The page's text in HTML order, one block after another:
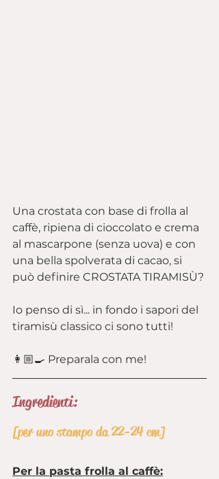
Una crostata con base di frolla al
caffè, ripiena di cioccolato e crema
al mascarpone (senza uova) e con
una bella spolverata di cacao, si
può definire CROSTATA TIRAMISÙ?
Io penso di sì... in fondo i sapori del
tiramisù classico ci sono tutti!
👩🏼‍🍳 Preparala con me!
Ingredienti:
[per uno stampo da 22-24 cm]
Per la pasta frolla al caffè: